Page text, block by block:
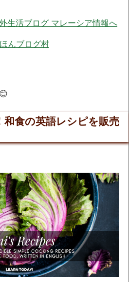
んブログ村
和食の英語レシピを販売